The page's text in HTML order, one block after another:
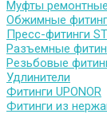
Муфты ремонтные
Обжимные
Пресс-фитинги
Разъемные
Резьбовые
Удлинители
Фитинги UPONOR
Фитинги из